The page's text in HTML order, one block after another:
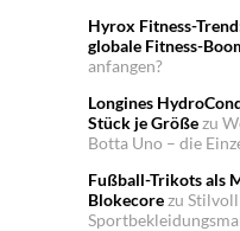
Hyrox Fitness-
globale Fitness-
anfangen?
Longines
Stück je Größezu
Botta Uno – die
Fußball-Trikots als
Blokecorezu Stilvoll